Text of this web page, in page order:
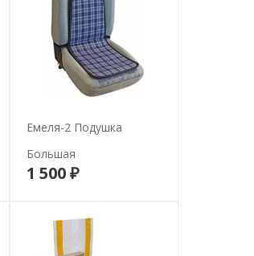
Емеля-2 Подушка
Большая
1 500 ₽В корзину